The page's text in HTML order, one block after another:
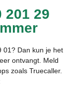
201 29
01? Dan kun je het
ontvangt. Meld
zoals Truecaller.